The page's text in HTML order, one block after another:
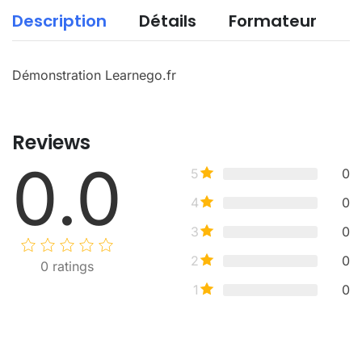
Description Détails Formateur
Démonstration Learnego.fr
Reviews
0.0
0 ratings
5
0
4
0
3
0
2
0
1
0